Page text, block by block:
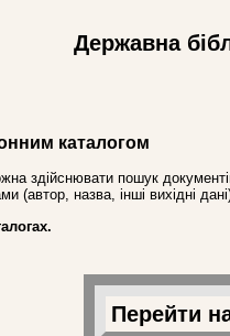
Державна
каталогом
здійснювати пошук
назва, інші вихідні
Перейти